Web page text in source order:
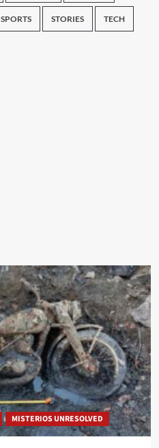
SPORTS STORIES TECH
MISTERIOS UNRESOLVED